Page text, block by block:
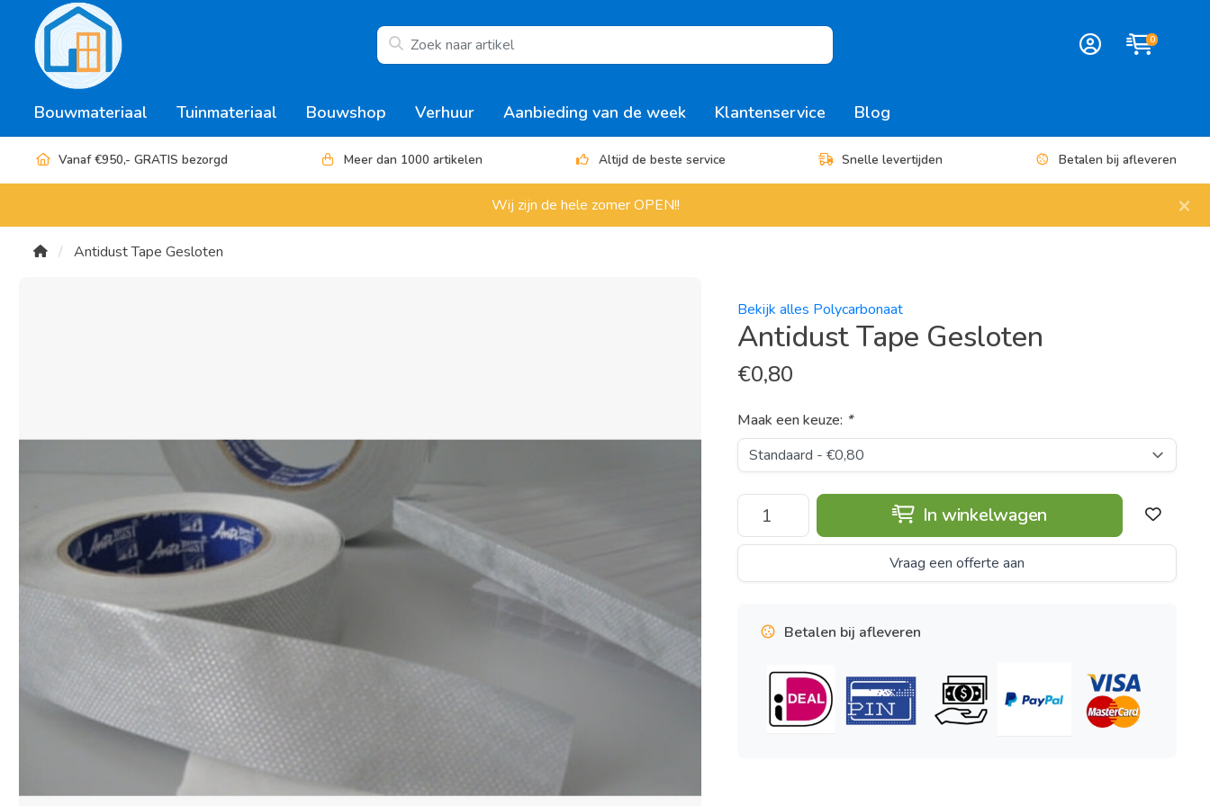
0
Bouwmateriaal Tuinmateriaal Bouwshop Verhuur Aanbieding van de week Klantenservice Blog
Vanaf €950,- GRATIS bezorgd Meer dan 1000 artikelen Altijd de beste service Snelle levertijden Betalen bij afleveren
Wij zijn de hele zomer OPEN!! ×
Antidust Tape Gesloten
Bekijk alles Polycarbonaat
Antidust Tape Gesloten
€0,80
Maak een keuze: *
In winkelwagen
Vraag een offerte aan
Betalen bij afleveren